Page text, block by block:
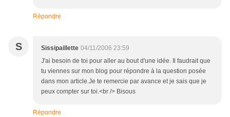
Répondre
S Sissipaillette 04/11/2006 23:59
J'ai besoin de toi pour aller au bout d'une idée. Il faudrait que
tu viennes sur mon blog pour répondre à la question posée
dans mon article.Je te remercie par avance et je sais que je
peux compter sur toi.<br /> Bisous
Répondre